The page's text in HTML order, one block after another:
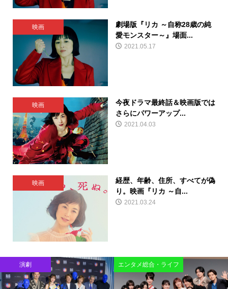
映画
劇場版『リカ ～自称28歳の純
愛モンスター～』場面...
2021.05.17
映画
今夜ドラマ最終話＆映画版では
さらにパワーアップ...
2021.04.03
映画
経歴、年齢、住所、すべてが偽
り。映画『リカ ～自...
2021.03.24
演劇 エンタメ総合・ライフ